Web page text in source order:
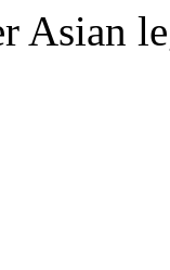
Asian